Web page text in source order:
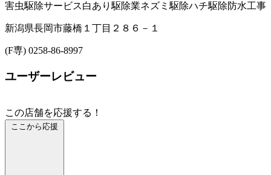
害虫駆除サービス白あり駆除業ネズミ駆除ハチ駆除防水工事
新潟県長岡市藤橋１丁目２８６－１
(F専) 0258-86-8997
ユーザーレビュー
この店舗を応援する！
ここから応援